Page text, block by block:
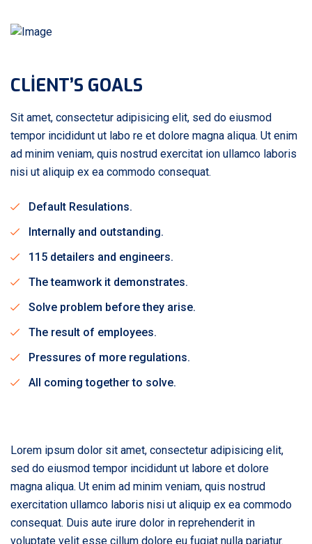
CLIENT’S GOALS
Sit amet, consectetur adipisicing elit, sed do eiusmod
tempor incididunt ut labo re et dolore magna aliqua. Ut enim
ad minim veniam, quis nostrud exercitat ion ullamco laboris
nisi ut aliquip ex ea commodo consequat.
Default Resulations.
Internally and outstanding.
115 detailers and engineers.
The teamwork it demonstrates.
Solve problem before they arise.
The result of employees.
Pressures of more regulations.
All coming together to solve.
Lorem ipsum dolor sit amet, consectetur adipisicing elit,
sed do eiusmod tempor incididunt ut labore et dolore
magna aliqua. Ut enim ad minim veniam, quis nostrud
exercitation ullamco laboris nisi ut aliquip ex ea commodo
consequat. Duis aute irure dolor in reprehenderit in
voluptate velit esse cillum dolore eu fugiat nulla pariatur.